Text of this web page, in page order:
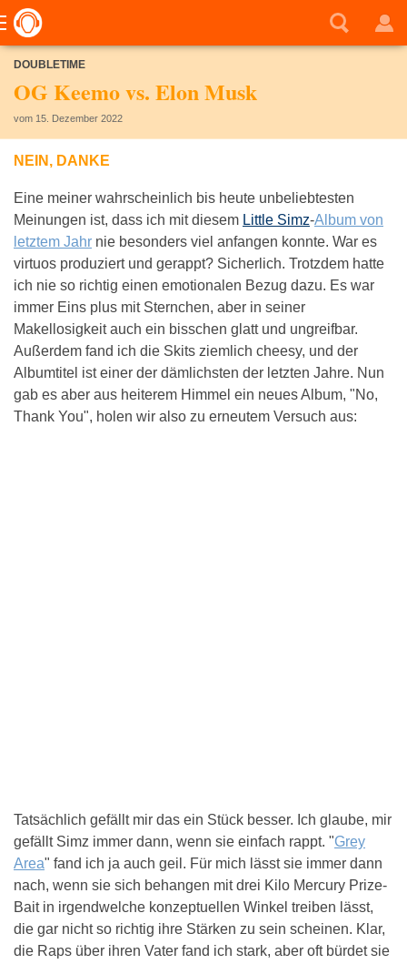
DOUBLETIME
OG Keemo vs. Elon Musk
vom 15. Dezember 2022
NEIN, DANKE
Eine meiner wahrscheinlich bis heute unbeliebtesten
Meinungen ist, dass ich mit diesem Little Simz-Album von
letztem Jahr nie besonders viel anfangen konnte. War es
virtuos produziert und gerappt? Sicherlich. Trotzdem hatte
ich nie so richtig einen emotionalen Bezug dazu. Es war
immer Eins plus mit Sternchen, aber in seiner
Makellosigkeit auch ein bisschen glatt und ungreifbar.
Außerdem fand ich die Skits ziemlich cheesy, und der
Albumtitel ist einer der dämlichsten der letzten Jahre. Nun
gab es aber aus heiterem Himmel ein neues Album, "No,
Thank You", holen wir also zu erneutem Versuch aus:
Tatsächlich gefällt mir das ein Stück besser. Ich glaube, mir
gefällt Simz immer dann, wenn sie einfach rappt. "Grey
Area" fand ich ja auch geil. Für mich lässt sie immer dann
nach, wenn sie sich behangen mit drei Kilo Mercury Prize-
Bait in irgendwelche konzeptuellen Winkel treiben lässt,
die gar nicht so richtig ihre Stärken zu sein scheinen. Klar,
die Raps über ihren Vater fand ich stark, aber oft bürdet sie